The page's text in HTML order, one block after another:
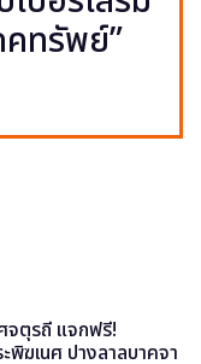
คทรัพย์”
ตุรถี แจกฟรี!
พิฆเนศ ปางลาลบาคจา